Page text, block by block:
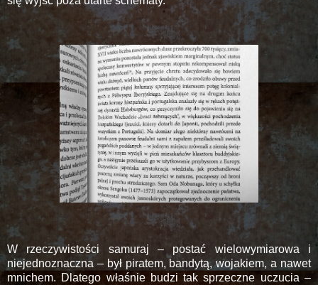
W rzeczywistości samuraj – postać wielowymiarowa i
niejednoznaczna – był piratem, bandytą, wojakiem, a nawet
mnichem. Dlatego właśnie budzi tak sprzeczne uczucia –